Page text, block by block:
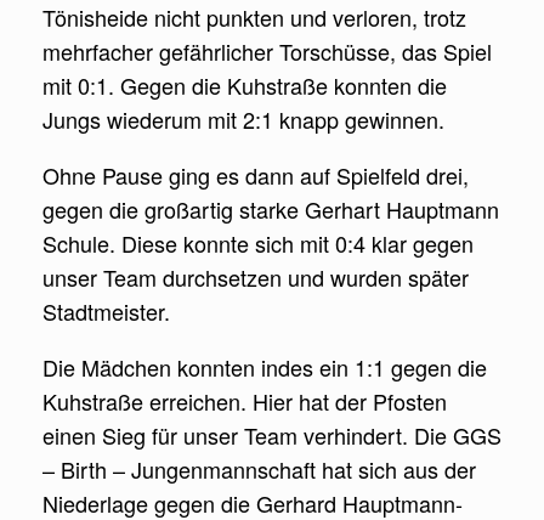
Tönisheide nicht punkten und verloren, trotz
mehrfacher gefährlicher Torschüsse, das Spiel
mit 0:1. Gegen die Kuhstraße konnten die
Jungs wiederum mit 2:1 knapp gewinnen.
Ohne Pause ging es dann auf Spielfeld drei,
gegen die großartig starke Gerhart Hauptmann
Schule. Diese konnte sich mit 0:4 klar gegen
unser Team durchsetzen und wurden später
Stadtmeister.
Die Mädchen konnten indes ein 1:1 gegen die
Kuhstraße erreichen. Hier hat der Pfosten
einen Sieg für unser Team verhindert. Die GGS
– Birth – Jungenmannschaft hat sich aus der
Niederlage gegen die Gerhard Hauptmann-